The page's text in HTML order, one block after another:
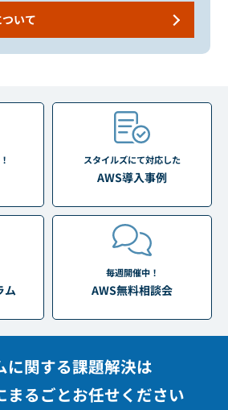
いて
スタイルズにて対応した
AWS導入事例
ム
毎週開催中！
AWS無料相談会
に関する課題解決は
まるごとお任せください